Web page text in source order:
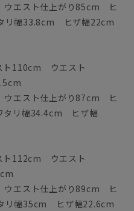
ウエスト仕上がり85cm ヒ
リ幅33.8cm ヒザ幅22cm
ト110cm ウエスト
ウエスト仕上がり87cm ヒ
リ幅34.4cm ヒザ幅
ト112cm ウエスト
ウエスト仕上がり89cm ヒ
リ幅35cm ヒザ幅22.6cm